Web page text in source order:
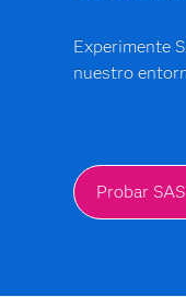
Experimente
nuestro
Probar